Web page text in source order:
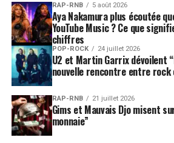
RAP-RNB 5 août 2026
Aya Nakamura plus écoutée
YouTube Music ? Ce que
chiffres
POP-ROCK 24 juillet 2026
U2 et Martin Garrix dévoilent
nouvelle rencontre entre
RAP-RNB 21 juillet 2026
Gims et Mauvais Djo misent
monnaie”